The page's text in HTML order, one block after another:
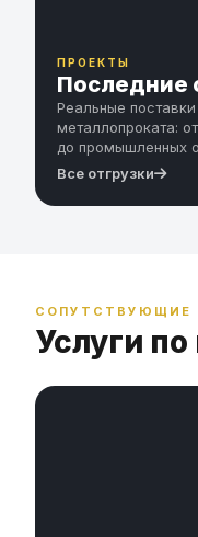
ПРОЕКТЫ
Последние
Реальные поставки
металлопроката:
до промышленных
Все отгрузки
СОПУТСТВУЮЩИЕ
Услуги